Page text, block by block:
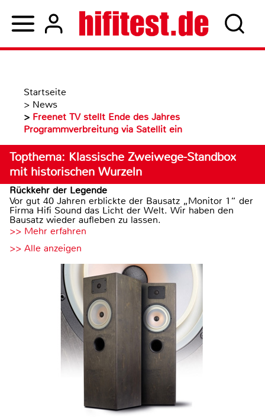
Startseite
> News
> Freenet TV stellt Ende des Jahres
Programmverbreitung via Satellit ein
Topthema: Klassische Zweiwege-Standbox
mit historischen Wurzeln
Rückkehr der Legende
Vor gut 40 Jahren erblickte der Bausatz „Monitor 1“ der
Firma Hifi Sound das Licht der Welt. Wir haben den
Bausatz wieder aufleben zu lassen.
>> Mehr erfahren
>> Alle anzeigen